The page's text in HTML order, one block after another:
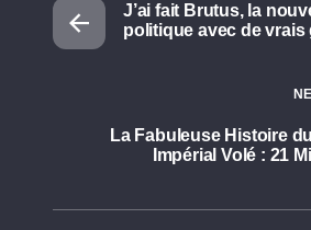
J’ai fait Brutus, la
politique avec de vrais
La Fabuleuse Histoire
Impérial Volé : 21